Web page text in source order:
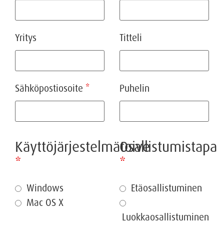
Yritys Titteli
Sähköpostiosoite * Puhelin
Käyttöjärjestelmätoive
*
Windows
Mac OS X
Osallistumistapa
*
Etäosallistuminen
Luokkaosallistuminen